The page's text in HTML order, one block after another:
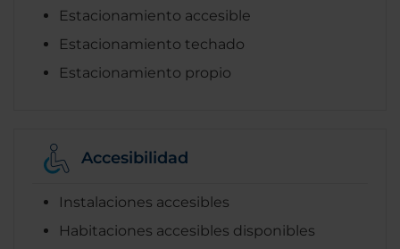
Estacionamiento accesible
Estacionamiento techado
Estacionamiento propio
Accesibilidad
Instalaciones accesibles
Habitaciones accesibles disponibles